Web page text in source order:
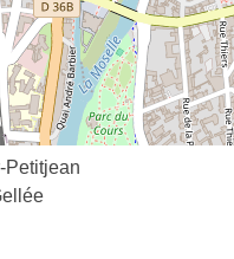
Petitjean